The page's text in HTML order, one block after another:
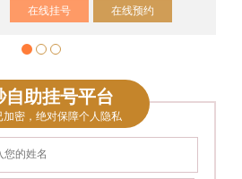
在线挂号 在线预约
自助挂号平台
加密，绝对保障个人隐私